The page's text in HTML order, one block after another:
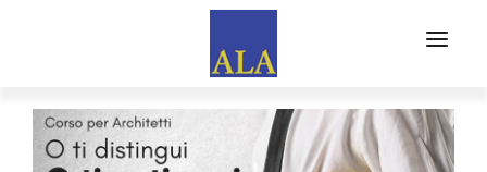
CHI SIAMO
PARTNERS